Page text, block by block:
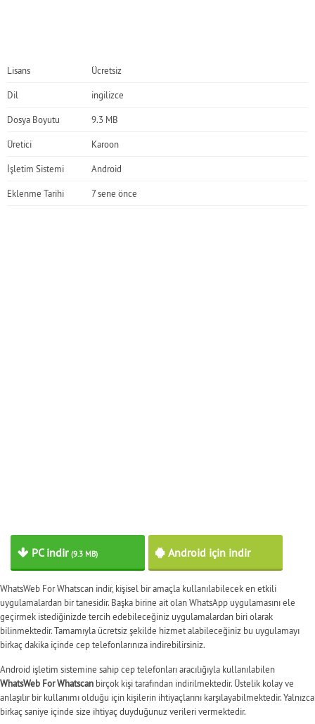
Lisans Ücretsiz
Dil ingilizce
Dosya Boyutu 9.3 MB
Üretici Karoon
İşletim Sistemi Android
Eklenme Tarihi 7 sene önce
PC indir (9.3 MB) Android için indir
WhatsWeb For Whatscan indir, kişisel bir amaçla kullanılabilecek en etkili
uygulamalardan bir tanesidir. Başka birine ait olan WhatsApp uygulamasını ele
geçirmek istediğinizde tercih edebileceğiniz uygulamalardan biri olarak
bilinmektedir. Tamamıyla ücretsiz şekilde hizmet alabileceğiniz bu uygulamayı
birkaç dakika içinde cep telefonlarınıza indirebilirsiniz.
Android işletim sistemine sahip cep telefonları aracılığıyla kullanılabilen
WhatsWeb For Whatscan birçok kişi tarafından indirilmektedir. Üstelik kolay ve
anlaşılır bir kullanımı olduğu için kişilerin ihtiyaçlarını karşılayabilmektedir. Yalnızca
birkaç saniye içinde size ihtiyaç duyduğunuz verileri vermektedir.